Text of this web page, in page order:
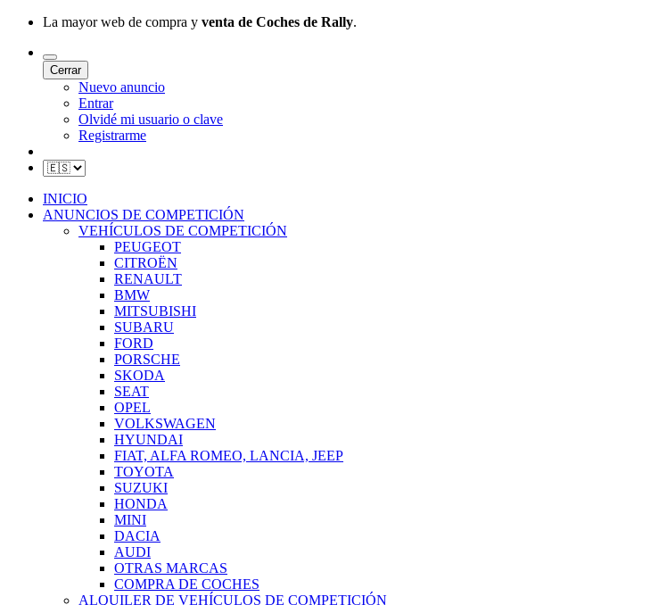
La mayor web de compra y venta de Coches de Rally.
Cerrar
Nuevo anuncio
Entrar
Olvidé mi usuario o clave
Registrarme
INICIO
ANUNCIOS DE COMPETICIÓN
VEHÍCULOS DE COMPETICIÓN
PEUGEOT
CITROËN
RENAULT
BMW
MITSUBISHI
SUBARU
FORD
PORSCHE
SKODA
SEAT
OPEL
VOLKSWAGEN
HYUNDAI
FIAT, ALFA ROMEO, LANCIA, JEEP
TOYOTA
SUZUKI
HONDA
MINI
DACIA
AUDI
OTRAS MARCAS
COMPRA DE COCHES
ALQUILER DE VEHÍCULOS DE COMPETICIÓN